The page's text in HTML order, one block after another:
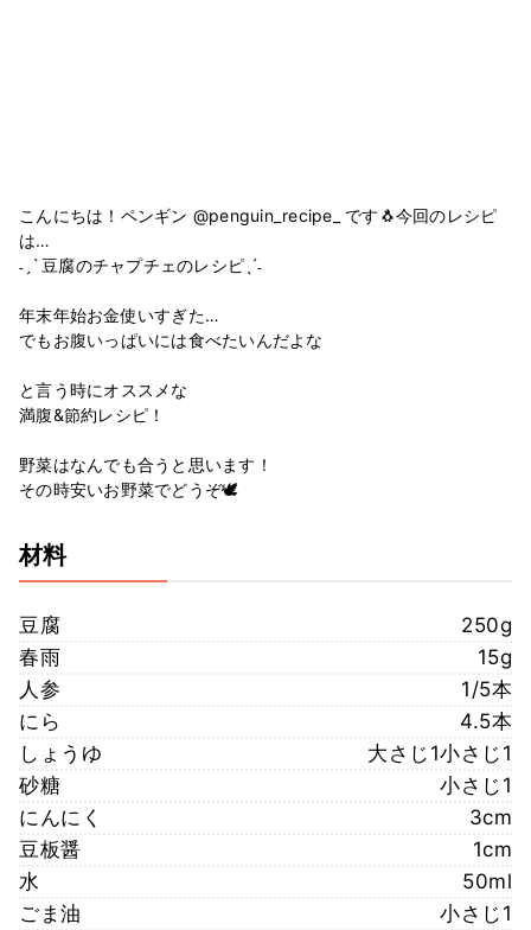
こんにちは！ペンギン @penguin_recipe_ です🐧今回のレシピ
は…
˗ˏˋ 豆腐のチャプチェのレシピˎˊ˗
年末年始お金使いすぎた…
でもお腹いっぱいには食べたいんだよな
と言う時にオススメな
満腹&節約レシピ！
野菜はなんでも合うと思います！
その時安いお野菜でどうぞ🕊
材料
豆腐
250g
春雨
15g
人参
1/5本
にら
4.5本
しょうゆ
大さじ1小さじ1
砂糖
小さじ1
にんにく
3cm
豆板醤
1cm
水
50ml
ごま油
小さじ1